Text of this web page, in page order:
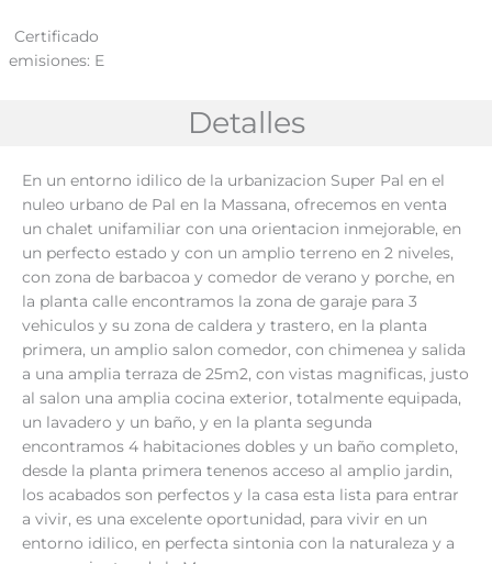
Certificado
emisiones: E
Detalles
En un entorno idilico de la urbanizacion Super Pal en el
nuleo urbano de Pal en la Massana, ofrecemos en venta
un chalet unifamiliar con una orientacion inmejorable, en
un perfecto estado y con un amplio terreno en 2 niveles,
con zona de barbacoa y comedor de verano y porche, en
la planta calle encontramos la zona de garaje para 3
vehiculos y su zona de caldera y trastero, en la planta
primera, un amplio salon comedor, con chimenea y salida
a una amplia terraza de 25m2, con vistas magnificas, justo
al salon una amplia cocina exterior, totalmente equipada,
un lavadero y un baño, y en la planta segunda
encontramos 4 habitaciones dobles y un baño completo,
desde la planta primera tenenos acceso al amplio jardin,
los acabados son perfectos y la casa esta lista para entrar
a vivir, es una excelente oportunidad, para vivir en un
entorno idilico, en perfecta sintonia con la naturaleza y a